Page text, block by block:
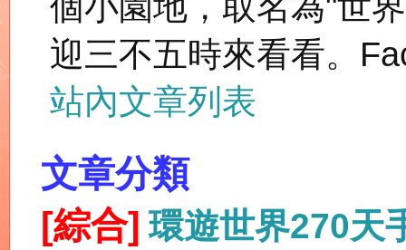
迎三不五時來看看。
站內文章列表
文章分類
[綜合] 環遊世界270天